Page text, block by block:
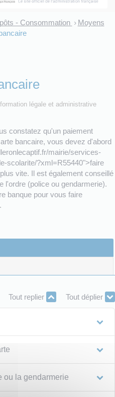
- Consommation > Moyens
légale et administrative
constatez qu'un paiement
bancaire, vous devez d'abord
mairie/services-
scolarite/?xml=R55440">faire
vite. Il est également conseillé
l'ordre (police ou gendarmerie).
banque pour vous faire
Tout replier Tout déplier
ou la gendarmerie